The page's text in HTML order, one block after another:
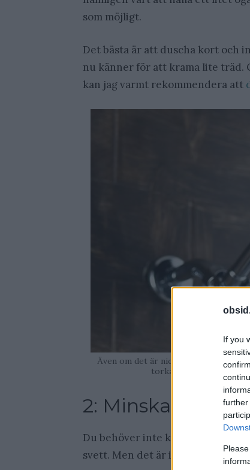
If you
further
som möjligt.
Det bästa är att duscha kort och
nu känner för att krama lite träd.
kan jag varmt rekommendera att
Även om det är nice med en riktigt
torkar ut huden
2: Minska din
Du behöver inte känna att du ska
svett. Men det är inte fel att